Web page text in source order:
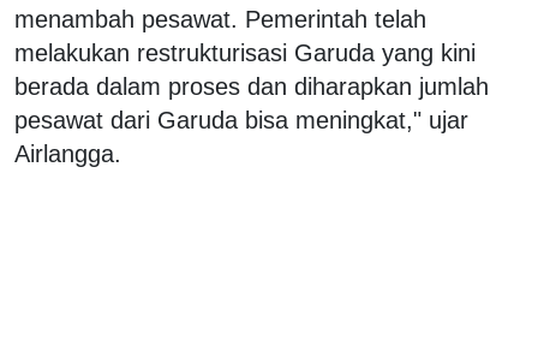
menambah pesawat. Pemerintah telah
melakukan restrukturisasi Garuda yang kini
berada dalam proses dan diharapkan jumlah
pesawat dari Garuda bisa meningkat," ujar
Airlangga.